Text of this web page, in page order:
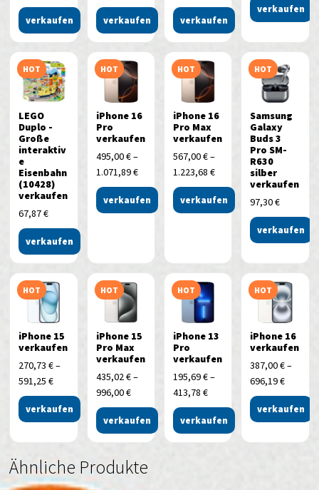
verkaufen verkaufen verkaufen
verkaufen
HOT
LEGO
Duplo -
Große
interaktiv
e
Eisenbahn
(10428)
verkaufen
67,87€
verkaufen
HOT
iPhone 16
Pro
verkaufen
495,00€–
1.071,89€
verkaufen
HOT
iPhone 16
Pro Max
verkaufen
567,00€–
1.223,68 €
verkaufen
HOT
Samsung
Galaxy
Buds 3
Pro SM-
R630
silber
verkaufen
97,30€
verkaufen
HOT
iPhone 15
verkaufen
270,73€–
591,25€
verkaufen
HOT
iPhone 15
Pro Max
verkaufen
435,02€–
996,00€
verkaufen
HOT
iPhone 13
Pro
verkaufen
195,69€–
413,78 €
verkaufen
HOT
iPhone 16
verkaufen
387,00€–
696,19€
verkaufen
Ähnliche Produkte